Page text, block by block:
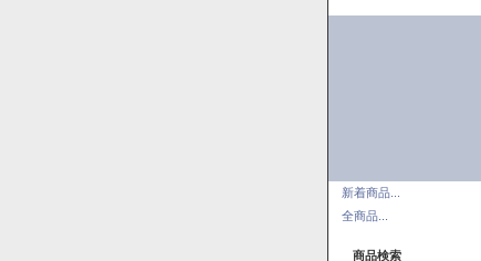
新着商品...
全商品...
商品検索